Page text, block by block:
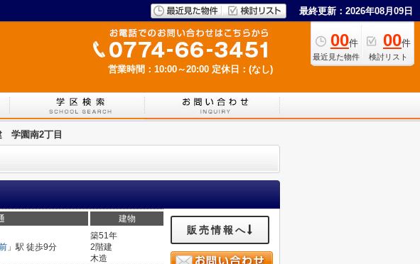
最終更新：2026年08月09日
00件
最近見た物件
00件
検討リスト
営業時間：10:00～20:00 定休日：(なし)
学園南2丁目
建物
」駅 徒歩9分
築51年
2階建
木造
販売情報へ